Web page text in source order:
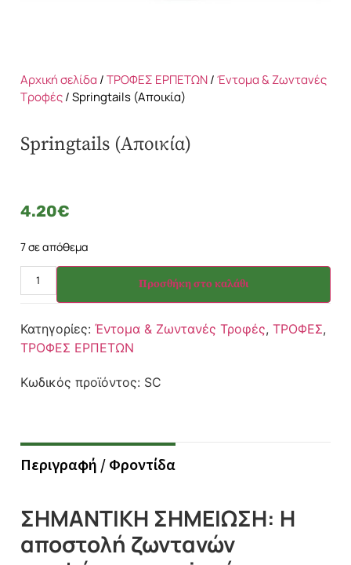
Αρχική σελίδα /ΤΡΟΦΕΣ ΕΡΠΕΤΩΝ/Έντομα & Ζωντανές
Τροφές/ Springtails (Αποικία)
Springtails (Αποικία)
4.20€
7 σε απόθεμα
Προσθήκη στο καλάθι
Κατηγορίες: Έντομα & Ζωντανές Τροφές, ΤΡΟΦΕΣ,
ΤΡΟΦΕΣ ΕΡΠΕΤΩΝ
Κωδικός προϊόντος: SC
Περιγραφή / Φροντίδα
ΣΗΜΑΝΤΙΚΗ ΣΗΜΕΙΩΣΗ: Η
αποστολή ζωντανών